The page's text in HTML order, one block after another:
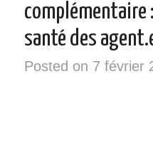
RÉGIONS
NOTRE SYNDICAT
santé des
Posted on 7 février